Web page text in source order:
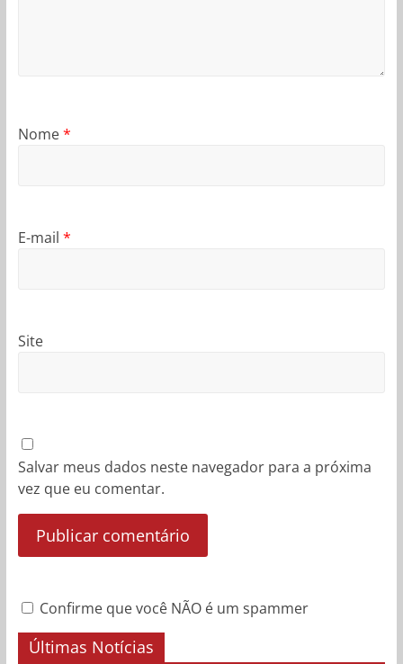
Nome*
E-mail *
Site
Salvar meus dados neste navegador para a próxima
vez que eu comentar.
Confirme que você NÃO é um spammer
Últimas Notícias